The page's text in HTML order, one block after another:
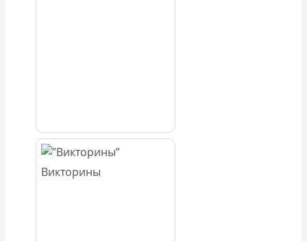
Викторины